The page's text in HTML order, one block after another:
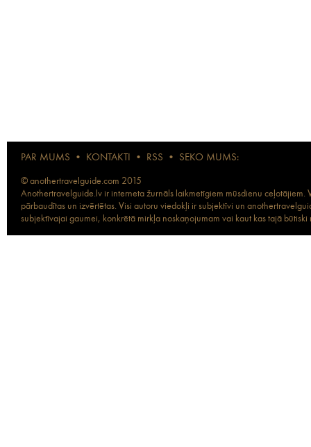
PAR MUMS • KONTAKTI • RSS • SEKO MUMS:
© anothertravelguide.com 2015
Anothertravelguide.lv ir interneta žurnāls laikmetīgiem mūsdienu
pārbaudītas un izvērtētas. Visi autoru viedokļi ir subjektīvi un
subjektīvajai gaumei, konkrētā mirkļa noskaņojumam vai kaut kas tajā